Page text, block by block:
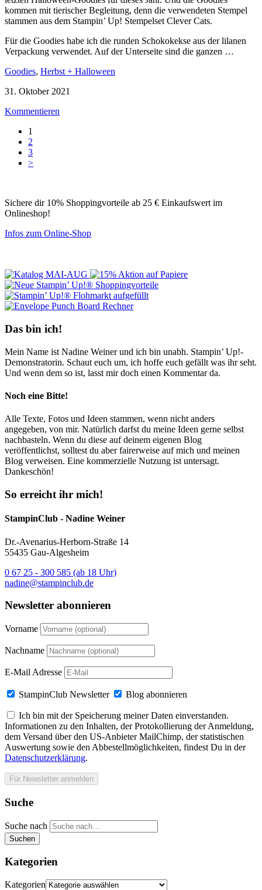
kommen mit tierischer Begleitung, denn die verwendeten Stempel
stammen aus dem Stampin’ Up! Stempelset Clever Cats.
Für die Goodies habe ich die runden Schokokekse aus der lilanen
Verpackung verwendet. Auf der Unterseite sind die ganzen …
Goodies, Herbst + Halloween
31. Oktober 2021
Kommentieren
1
2
3
>
Sichere dir 10% Shoppingvorteile ab 25 € Einkaufswert im
Onlineshop!
Infos zum Online-Shop
Das bin ich!
Mein Name ist Nadine Weiner und ich bin unabh. Stampin’ Up!-
Demonstratorin. Schaut euch um, ich hoffe euch gefällt was ihr seht.
Und wenn dem so ist, lasst mir doch einen Kommentar da.
Noch eine Bitte!
Alle Texte, Fotos und Ideen stammen, wenn nicht anders
angegeben, von mir. Natürlich darfst du meine Ideen gerne selbst
nachbasteln. Wenn du diese auf deinem eigenen Blog
veröffentlichst, solltest du aber fairerweise auf mich und meinen
Blog verweisen. Eine kommerzielle Nutzung ist untersagt.
Dankeschön!
So erreicht ihr mich!
StampinClub - Nadine Weiner
Dr.-Avenarius-Herborn-Straße 14
55435 Gau-Algesheim
0 67 25 - 300 585 (ab 18 Uhr)
nadine@stampinclub.de
Newsletter abonnieren
Vorname
Nachname
E-Mail Adresse
StampinClub Newsletter Blog abonnieren
Ich bin mit der Speicherung meiner Daten einverstanden.
Informationen zu den Inhalten, der Protokollierung der Anmeldung,
dem Versand über den US-Anbieter MailChimp, der statistischen
Auswertung sowie den Abbestellmöglichkeiten, findest Du in der
Datenschutzerklärung.
Suche
Suche nach
Suchen
Kategorien
Kategorien